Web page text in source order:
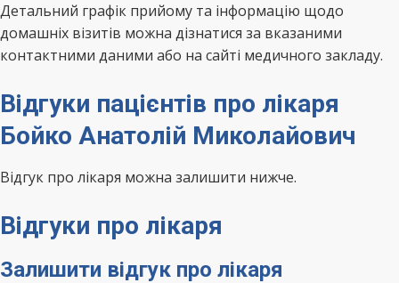
Детальний графік прийому та інформацію щодо
домашніх візитів можна дізнатися за вказаними
контактними даними або на сайті медичного закладу.
Відгуки пацієнтів про лікаря
Бойко Анатолій Миколайович
Відгук про лікаря можна залишити нижче.
Відгуки про лікаря
Залишити відгук про лікаря